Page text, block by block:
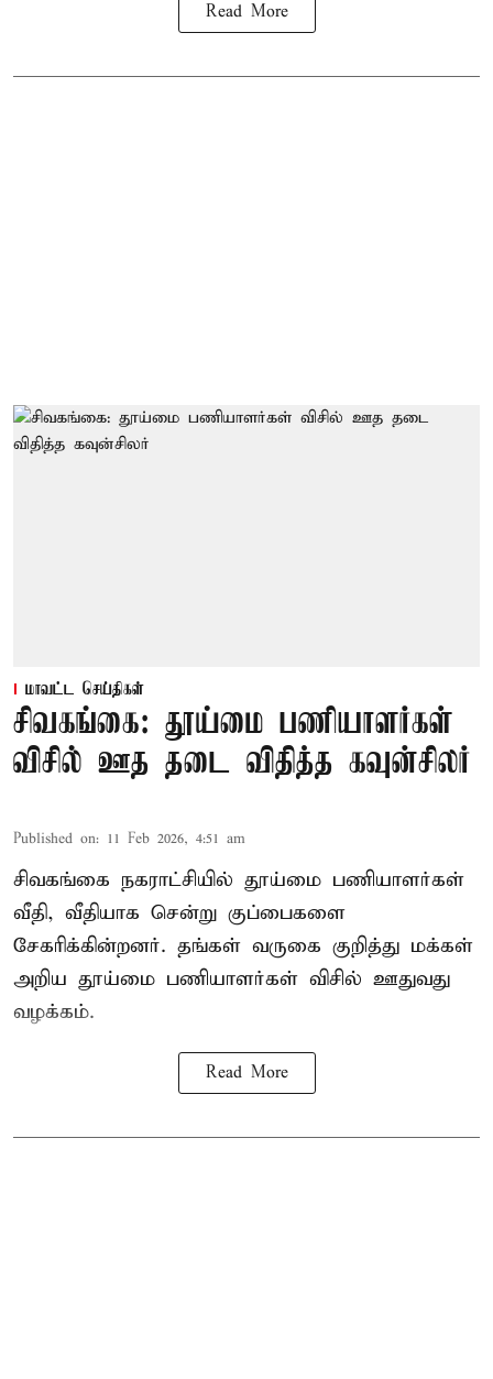
Read More
மாவட்ட செய்திகள்
சிவகங்கை: தூய்மை பணியாளர்கள்
விசில் ஊத தடை விதித்த கவுன்சிலர்
Published on: 11 Feb 2026, 4:51 am
சிவகங்கை நகராட்சியில் தூய்மை பணியாளர்கள்
வீதி, வீதியாக சென்று குப்பைகளை
சேகரிக்கின்றனர். தங்கள் வருகை குறித்து மக்கள்
அறிய தூய்மை பணியாளர்கள் விசில் ஊதுவது
வழக்கம்.
Read More